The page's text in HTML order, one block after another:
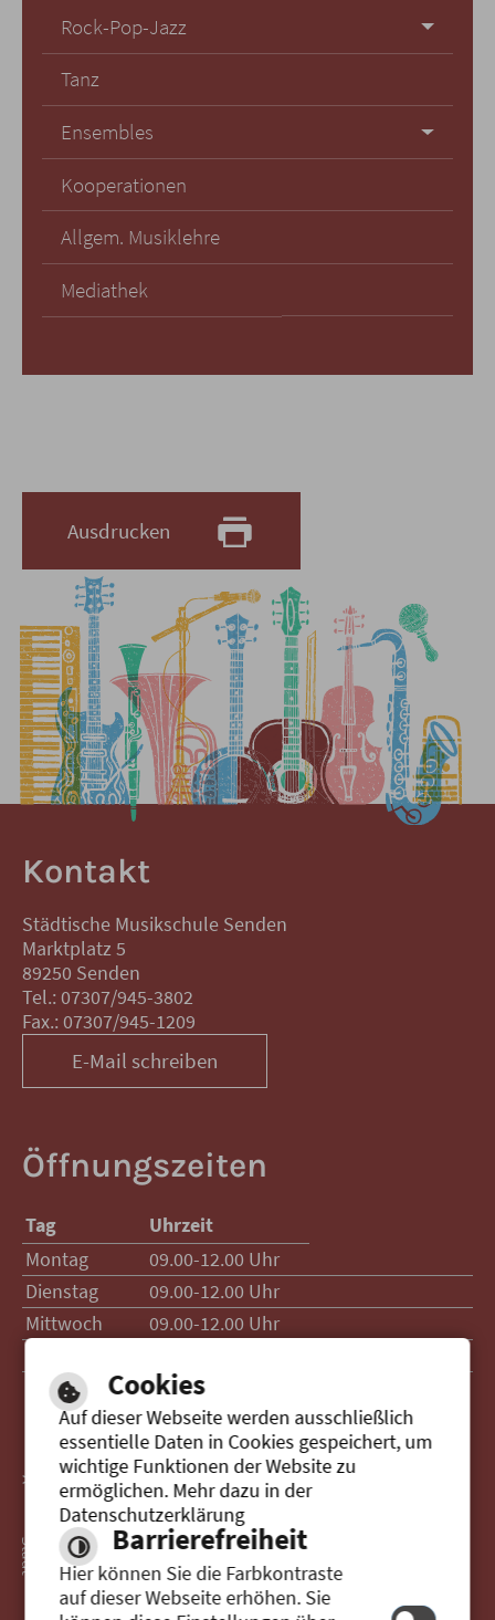
Rock-Pop-Jazz
Tanz
Ensembles
Kooperationen
Allgem. Musiklehre
Mediathek
Ausdrucken
Kontakt
Städtische Musikschule Senden
Marktplatz 5
89250 Senden
Tel.: 07307/945-3802
Fax.: 07307/945-1209
E-Mail schreiben
Öffnungszeiten
Tag Uhrzeit
Montag
09.00-12.00 Uhr
Dienstag
09.00-12.00 Uhr
Mittwoch
09.00-12.00 Uhr
> Zur Website der Stadt Senden
Cookies
Auf dieser Webseite werden ausschließlich
essentielle Daten in Cookies gespeichert, um
wichtige Funktionen der Website zu
ermöglichen. Mehr dazu in der
Datenschutzerklärung
Barrierefreiheit
Hier können Sie die Farbkontraste
auf dieser Webseite erhöhen. Sie